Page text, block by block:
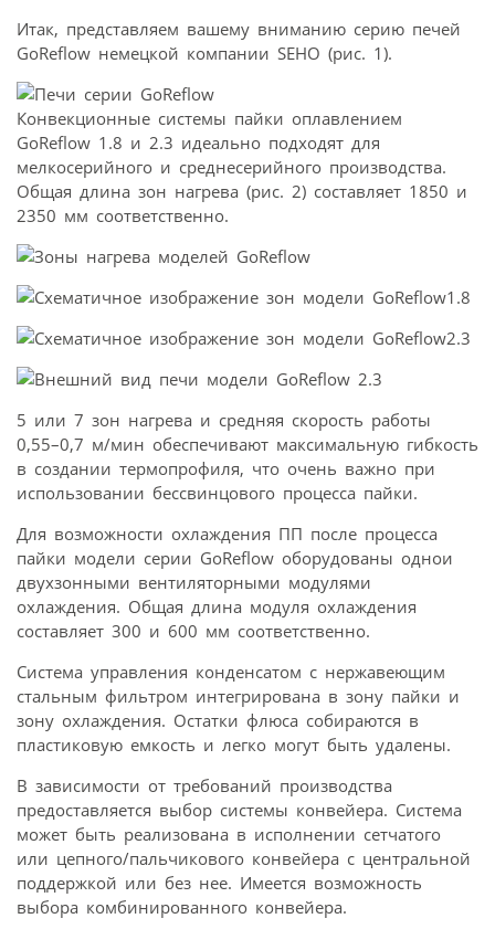
Итак, представляем вашему вниманию серию печей
GoReflow немецкой компании SEHO (рис. 1).
Конвекционные системы пайки оплавлением
GoReflow 1.8 и 2.3 идеально подходят для
мелкосерийного и среднесерийного производства.
Общая длина зон нагрева (рис. 2) составляет 1850 и
2350 мм соответственно.
5 или 7 зон нагрева и средняя скорость работы
0,55–0,7 м/мин обеспечивают максимальную гибкость
в создании термопрофиля, что очень важно при
использовании бессвинцового процесса пайки.
Для возможности охлаждения ПП после процесса
пайки модели серии GoReflow оборудованы однои
двухзонными вентиляторными модулями
охлаждения. Общая длина модуля охлаждения
составляет 300 и 600 мм соответственно.
Система управления конденсатом с нержавеющим
стальным фильтром интегрирована в зону пайки и
зону охлаждения. Остатки флюса собираются в
пластиковую емкость и легко могут быть удалены.
В зависимости от требований производства
предоставляется выбор системы конвейера. Система
может быть реализована в исполнении сетчатого
или цепного/пальчикового конвейера с центральной
поддержкой или без нее. Имеется возможность
выбора комбинированного конвейера.